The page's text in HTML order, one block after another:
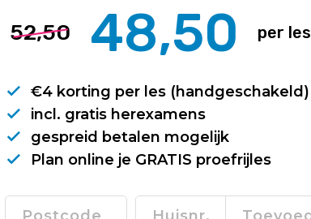
52,50 48,50 per les
€4 korting per les (handgeschakeld)
incl. gratis herexamens
gespreid betalen mogelijk
Plan online je GRATIS proefrijles